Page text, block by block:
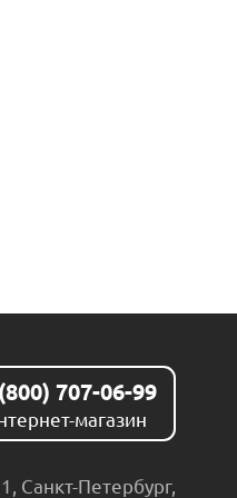
707-06-99
магазин
Санкт-Петербург,